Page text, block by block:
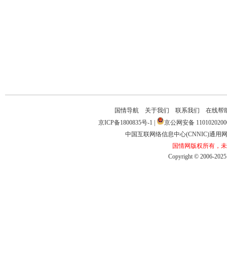
国情导航 关于我们 联系我们
在线帮
京ICP备1800835号-1
京公网安备
中国互联网络信息中心(CNNIC)通用
国情网版权所有，
Copyright©2006-